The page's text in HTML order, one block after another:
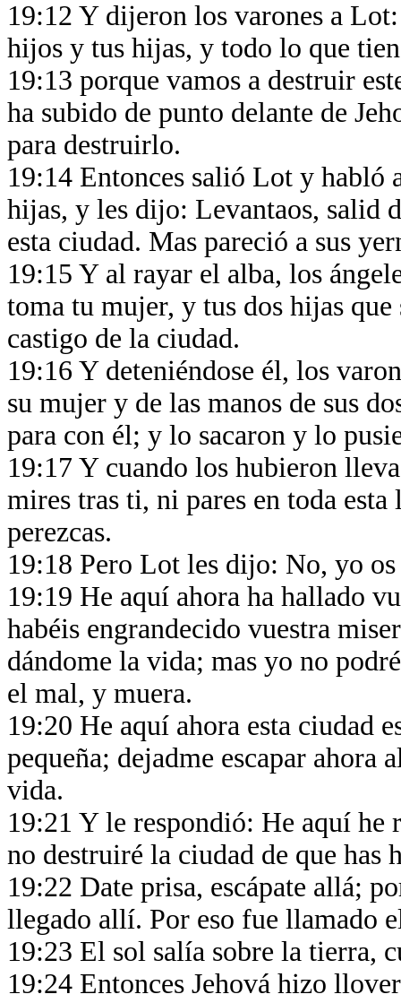
19:12 Y dijeron los varones a
hijos y tus hijas, y todo lo que
19:13 porque vamos a destruir
ha subido de punto delante de
para destruirlo.
19:14 Entonces salió Lot y habló
hijas, y les dijo: Levantaos, salid
esta ciudad. Mas pareció a sus
19:15 Y al rayar el alba, los
toma tu mujer, y tus dos hijas que
castigo de la ciudad.
19:16 Y deteniéndose él, los
su mujer y de las manos de sus
para con él; y lo sacaron y lo
19:17 Y cuando los hubieron
mires tras ti, ni pares en toda esta
perezcas.
19:18 Pero Lot les dijo: No, yo
19:19 He aquí ahora ha hallado
habéis engrandecido vuestra
dándome la vida; mas yo no
el mal, y muera.
19:20 He aquí ahora esta ciudad
pequeña; dejadme escapar ahora
vida.
19:21 Y le respondió: He aquí he
no destruiré la ciudad de que has
19:22 Date prisa, escápate allá;
llegado allí. Por eso fue llamado
19:23 El sol salía sobre la tierra,
19:24 Entonces Jehová hizo